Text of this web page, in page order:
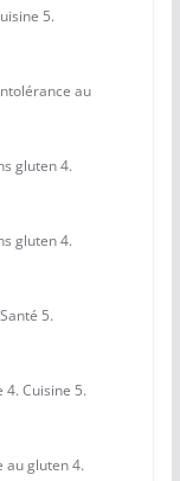
5.
au
gluten 4.
gluten 4.
5.
Cuisine 5.
au gluten 4.